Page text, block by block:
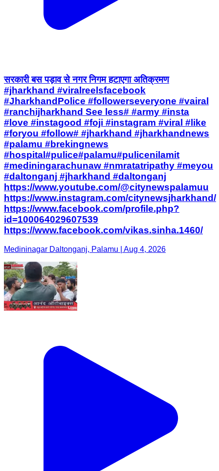
सरकारी बस पड़ाव से नगर निगम हटाएगा अतिक्रमण
#jharkhand #viralreelsfacebook
#JharkhandPolice #followerseveryone #vairal
#ranchijharkhand See less# #army #insta
#love #instagood #foji #instagram #viral #like
#foryou #follow# #jharkhand #jharkhandnews
#palamu #brekingnews
#hospital#pulice#palamu#pulicenilamit
#mediningarachunaw #nmratatripathy #meyou
#daltonganj #jharkhand #daltonganj
https://www.youtube.com/@citynewspalamuu
https://www.instagram.com/citynewsjharkhand/
https://www.facebook.com/profile.php?
id=100064029607539
https://www.facebook.com/vikas.sinha.1460/
Medininagar Daltonganj, Palamu | Aug 4, 2026